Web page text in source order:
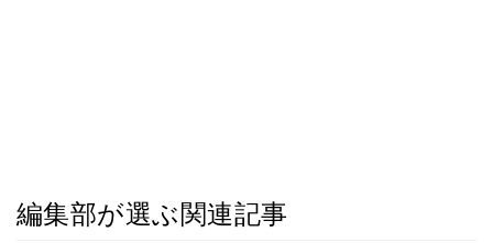
編集部が選ぶ関連記事